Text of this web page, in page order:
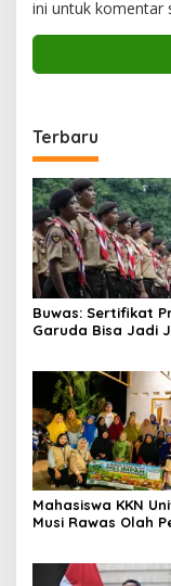
ini untuk komentar
Terbaru
Buwas: Sertifikat
Garuda Bisa Jadi
Mahasiswa KKN
Musi Rawas Olah
Desa Air Satan